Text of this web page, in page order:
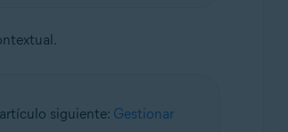
siguiente: Gestionar